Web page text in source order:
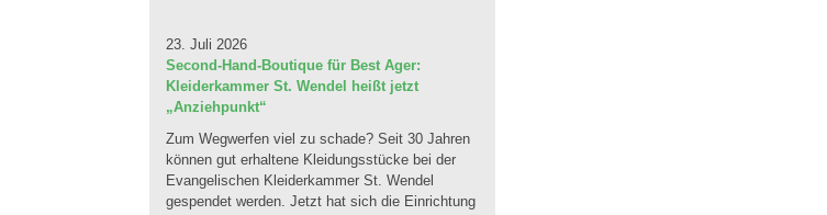
23. Juli 2026
Second-Hand-Boutique für Best Ager:
Kleiderkammer St. Wendel heißt jetzt
„Anziehpunkt“
Zum Wegwerfen viel zu schade? Seit 30 Jahren
können gut erhaltene Kleidungsstücke bei der
Evangelischen Kleiderkammer St. Wendel
gespendet werden. Jetzt hat sich die Einrichtung